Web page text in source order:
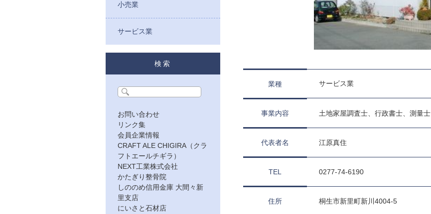
小売業
サービス業
検索
お問い合わせ
リンク集
会員企業情報
CRAFT ALE CHIGIRA（クラ
フトエールチギラ）
NEXT工業株式会社
かたぎり整骨院
しののめ信用金庫 大間々新
里支店
にいさと石材店
業種 サービス業
事業内容 土地家屋調査士、行政書士、測量士
代表者名 江原真住
TEL 0277-74-6190
住所 桐生市新里町新川4004-5